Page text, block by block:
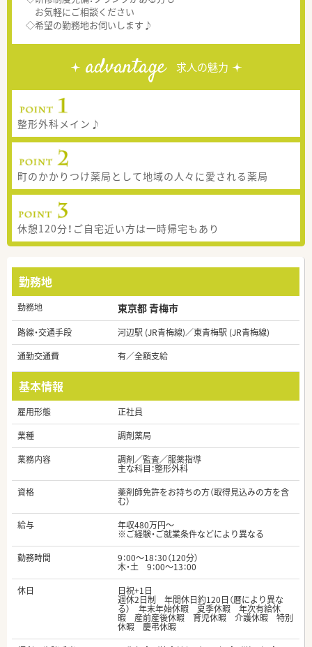
お気軽にご相談ください
◇希望の勤務地お伺いします♪
advantage 求人の魅力
整形外科メイン♪
町のかかりつけ薬局として地域の人々に愛される薬局
休憩120分！ご自宅近い方は一時帰宅もあり
勤務地
勤務地 東京都 青梅市
路線・交通手段
河辺駅 (JR青梅線)／東青梅駅 (JR青梅線)
通勤交通費
有／全額支給
基本情報
雇用形態
正社員
業種
調剤薬局
業務内容
調剤／監査／服薬指導
主な科目：整形外科
資格
薬剤師免許をお持ちの方（取得見込みの方を含
む）
給与
年収480万円～
※ご経験・ご就業条件などにより異なる
勤務時間
9：00～18：30（120分）
木・土 9：00～13：00
休日
日祝+1日
週休2日制 年間休日約120日（暦により異な
る） 年末年始休暇 夏季休暇 年次有給休
暇 産前産後休暇 育児休暇 介護休暇 特別
休暇 慶弔休暇